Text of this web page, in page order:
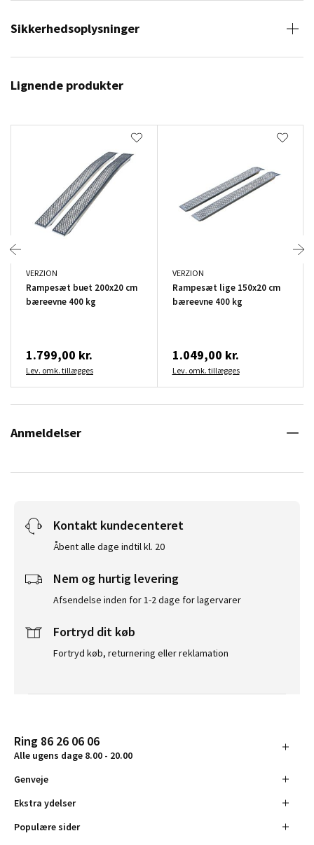
Sikkerhedsoplysninger
Lignende produkter
VERZION
Rampesæt buet 200x20 cm
bæreevne 400 kg
1.799,00 kr.
Lev. omk. tillægges
VERZION
Rampesæt lige 150x20 cm
bæreevne 400 kg
1.049,00 kr.
Lev. omk. tillægges
Anmeldelser
Kontakt kundecenteret
Åbent alle dage indtil kl. 20
Nem og hurtig levering
Afsendelse inden for 1-2 dage for lagervarer
Fortryd dit køb
Fortryd køb, returnering eller reklamation
Ring 86 26 06 06
Alle ugens dage 8.00 - 20.00
Genveje
Ekstra ydelser
Populære sider